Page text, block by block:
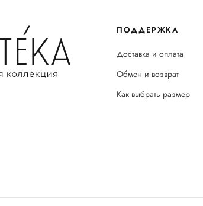
ПОДДЕРЖКА
Доставка и оплата
Обмен и возврат
Как выбрать размер